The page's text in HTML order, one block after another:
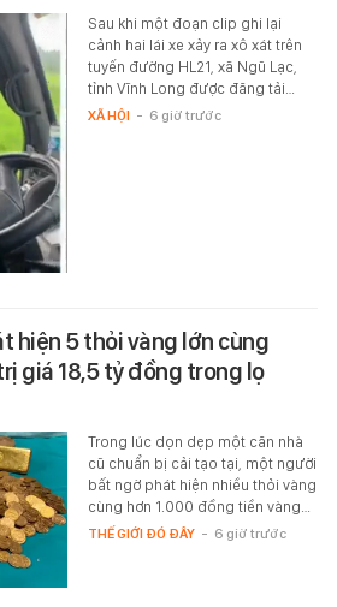
Sau khi một đoạn clip ghi lại
cảnh hai lái xe xảy ra xô xát trên
tuyến đường HL21, xã Ngũ Lạc,
tỉnh Vĩnh Long được đăng tải…
XÃ HỘI - 6 giờ trước
hiện 5 thỏi vàng lớn cùng
giá 18,5 tỷ đồng trong lọ
Trong lúc dọn dẹp một căn nhà
cũ chuẩn bị cải tạo tại, một người
bất ngờ phát hiện nhiều thỏi vàng
cùng hơn 1.000 đồng tiền vàng…
THẾ GIỚI ĐÓ ĐÂY - 6 giờ trước